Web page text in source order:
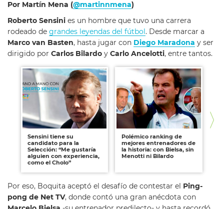
Por Martín Mena (@martinnmena)
Roberto Sensini es un hombre que tuvo una carrera
rodeado de grandes leyendas del fútbol. Desde marcar a
Marco van Basten, hasta jugar con Diego Maradona y ser
dirigido por Carlos Bilardo y Carlo Ancelotti, entre tantos.
Sensini tiene su
candidato para la
Selección: “Me gustaría
alguien con experiencia,
como el Cholo”
Polémico ranking de
mejores entrenadores de
la historia: con Bielsa, sin
Menotti ni Bilardo
Por eso, Boquita aceptó el desafío de contestar el Ping-
pong de Net TV, donde contó una gran anécdota con